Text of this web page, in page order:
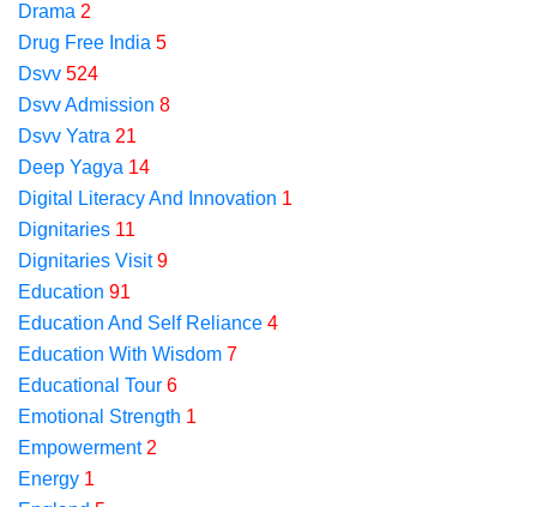
Drama 2
Drug Free India 5
Dsvv 524
Dsvv Admission 8
Dsvv Yatra 21
Deep Yagya 14
Digital Literacy And Innovation 1
Dignitaries 11
Dignitaries Visit 9
Education 91
Education And Self Reliance 4
Education With Wisdom 7
Educational Tour 6
Emotional Strength 1
Empowerment 2
Energy 1